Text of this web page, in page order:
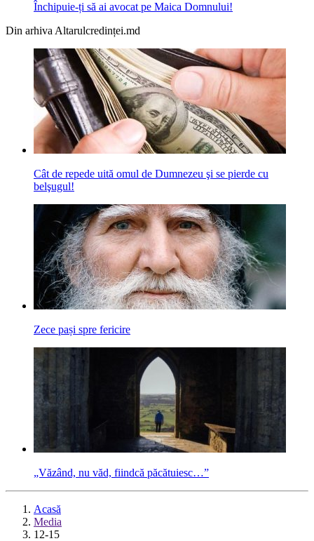
Închipuie-ți să ai avocat pe Maica Domnului!
Din arhiva Altarulcredinței.md
Cât de repede uită omul de Dumnezeu şi se pierde cu
belşugul!
Zece pași spre fericire
„Văzând, nu văd, fiindcă păcătuiesc…”
Acasă
Media
12-15